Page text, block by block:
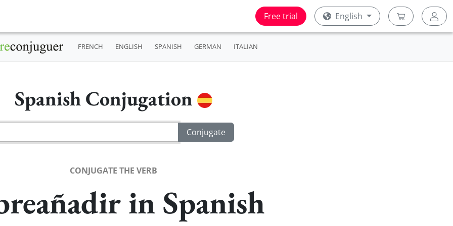
Free trial English
FRENCH ENGLISH SPANISH GERMAN ITALIAN
Spanish Conjugation
CONJUGATE THE VERB
in Spanish